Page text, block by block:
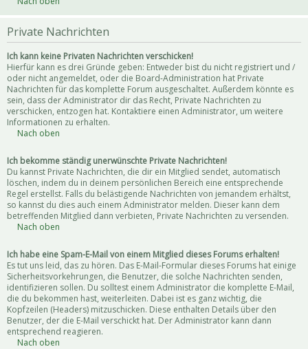
Private Nachrichten
Ich kann keine Privaten Nachrichten verschicken!
Hierfür kann es drei Gründe geben: Entweder bist du nicht registriert und /
oder nicht angemeldet, oder die Board-Administration hat Private
Nachrichten für das komplette Forum ausgeschaltet. Außerdem könnte es
sein, dass der Administrator dir das Recht, Private Nachrichten zu
verschicken, entzogen hat. Kontaktiere einen Administrator, um weitere
Informationen zu erhalten.
Nach oben
Ich bekomme ständig unerwünschte Private Nachrichten!
Du kannst Private Nachrichten, die dir ein Mitglied sendet, automatisch
löschen, indem du in deinem persönlichen Bereich eine entsprechende
Regel erstellst. Falls du belästigende Nachrichten von jemandem erhältst,
so kannst du dies auch einem Administrator melden. Dieser kann dem
betreffenden Mitglied dann verbieten, Private Nachrichten zu versenden.
Nach oben
Ich habe eine Spam-E-Mail von einem Mitglied dieses Forums erhalten!
Es tut uns leid, das zu hören. Das E-Mail-Formular dieses Forums hat einige
Sicherheitsvorkehrungen, die Benutzer, die solche Nachrichten senden,
identifizieren sollen. Du solltest einem Administrator die komplette E-Mail,
die du bekommen hast, weiterleiten. Dabei ist es ganz wichtig, die
Kopfzeilen (Headers) mitzuschicken. Diese enthalten Details über den
Benutzer, der die E-Mail verschickt hat. Der Administrator kann dann
entsprechend reagieren.
Nach oben